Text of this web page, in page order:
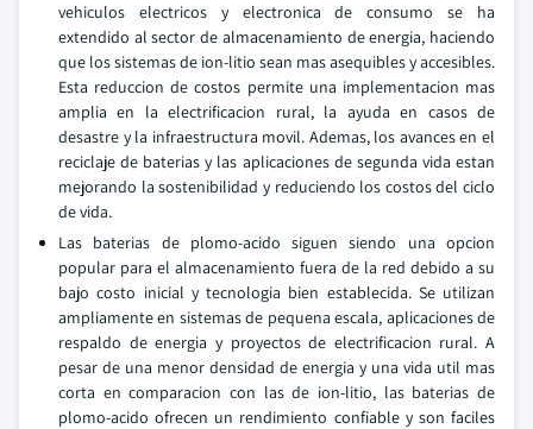
vehiculos electricos y electronica de consumo se ha
extendido al sector de almacenamiento de energia, haciendo
que los sistemas de ion-litio sean mas asequibles y accesibles.
Esta reduccion de costos permite una implementacion mas
amplia en la electrificacion rural, la ayuda en casos de
desastre y la infraestructura movil. Ademas, los avances en el
reciclaje de baterias y las aplicaciones de segunda vida estan
mejorando la sostenibilidad y reduciendo los costos del ciclo
de vida.
Las baterias de plomo-acido siguen siendo una opcion
popular para el almacenamiento fuera de la red debido a su
bajo costo inicial y tecnologia bien establecida. Se utilizan
ampliamente en sistemas de pequena escala, aplicaciones de
respaldo de energia y proyectos de electrificacion rural. A
pesar de una menor densidad de energia y una vida util mas
corta en comparacion con las de ion-litio, las baterias de
plomo-acido ofrecen un rendimiento confiable y son faciles